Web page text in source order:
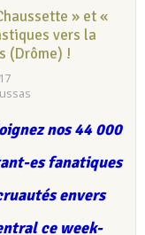
» et «
vers la
(Drôme) !
nos 44 000
es fanatiques
envers
ce week-